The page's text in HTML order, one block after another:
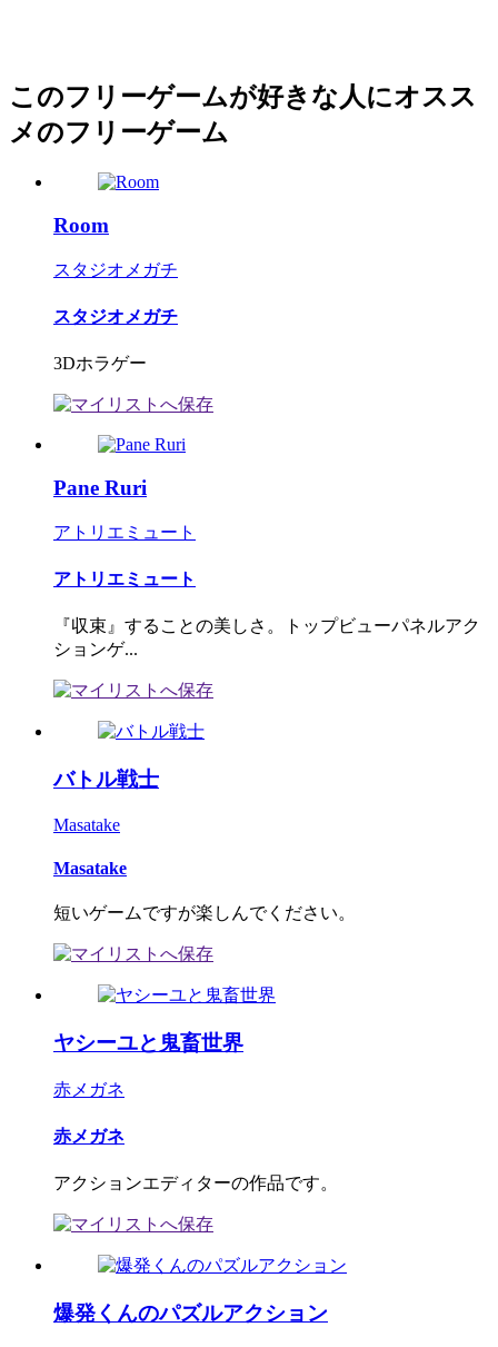
このフリーゲームが好きな人にオスス
メのフリーゲーム
Room
スタジオメガチ
スタジオメガチ
3Dホラゲー
Pane Ruri
アトリエミュート
アトリエミュート
『収束』することの美しさ。トップビューパネルアク
ションゲ...
バトル戦士
Masatake
Masatake
短いゲームですが楽しんでください。
ヤシーユと鬼畜世界
赤メガネ
赤メガネ
アクションエディターの作品です。
爆発くんのパズルアクション